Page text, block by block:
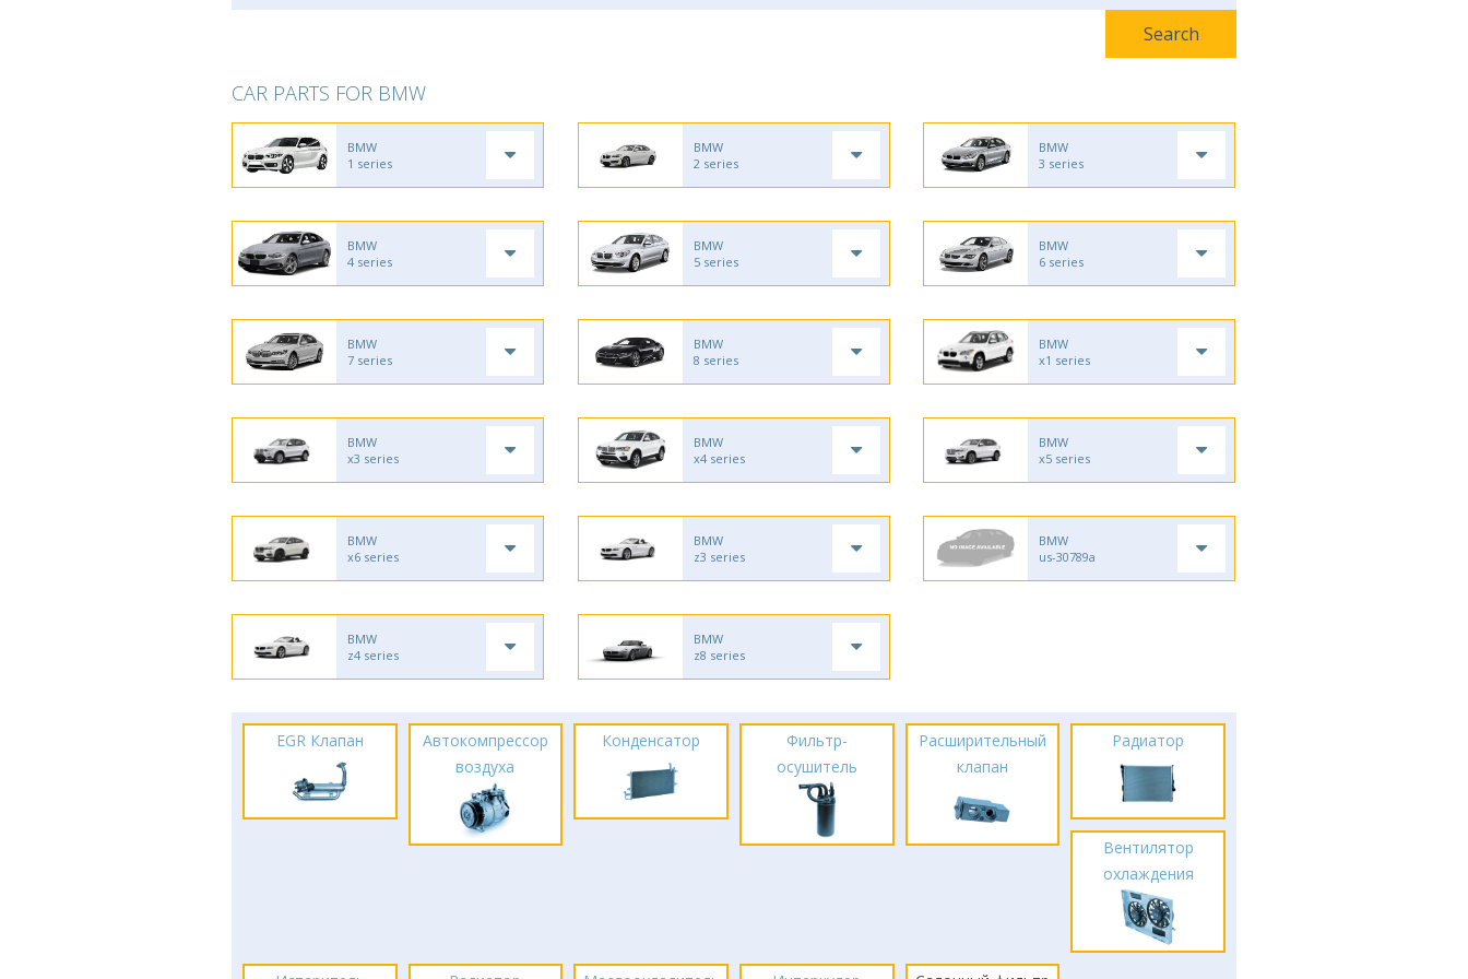
CAR PARTS FOR BMW
BMW
1 series
BMW
2 series
BMW
3 series
BMW
4 series
BMW
5 series
BMW
6 series
BMW
7 series
BMW
8 series
BMW
x1 series
BMW
x3 series
BMW
x4 series
BMW
x5 series
BMW
x6 series
BMW
z3 series
BMW
us-30789a
BMW
z4 series
BMW
z8 series
EGR Клапан
Автокомпрессор
воздуха
Конденсатор
Фильтр-
осушитель
Расширительный
клапан
Радиатор
Вентилятор
охлаждения